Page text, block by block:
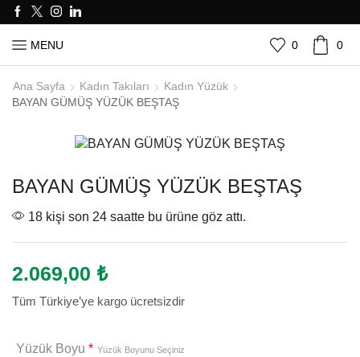
MENU 0 0
Ana Sayfa Kadın Takıları
Kadın Yüzük
BAYAN GÜMÜŞ YÜZÜK BEŞTAŞ
BAYAN GÜMÜŞ YÜZÜK BEŞTAŞ
18 kişi son 24 saatte bu ürüne göz attı.
2.069,00 ₺
Tüm Türkiye’ye kargo ücretsizdir
Yüzük Boyu * Yüzük Boyunu Seçiniz